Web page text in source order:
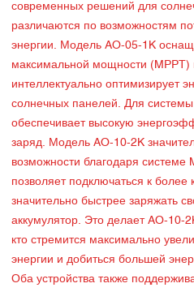
современных решений для
различаются по возможностям
энергии. Модель AO-05-1K
максимальной мощности
интеллектуально оптимизирует
солнечных панелей. Для системы
обеспечивает высокую
заряд. Модель AO-10-2K
возможности благодаря
позволяет подключаться к
значительно быстрее заряжать
аккумулятор. Это делает AO-10-
кто стремится максимально
энергии и добиться большей
Оба устройства также